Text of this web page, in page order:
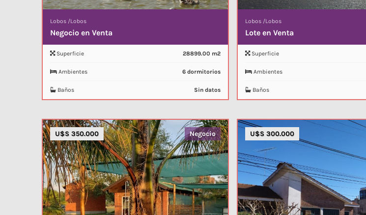
Lobos /Lobos
Negocio en Venta
Superficie 28899.00 m2
Ambientes 6 dormitorios
Baños Sin datos
Lobos /Lobos
Lote en Venta
Superficie
Ambientes
Baños
U$S 350.000 Negocio U$S 300.000